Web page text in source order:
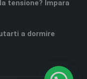
tensione? Impara
a dormire